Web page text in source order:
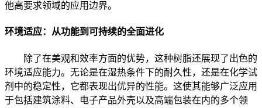
他高要求领域的应用边界。
环境适应：从功能到可持续的全面进化
除了在美观和效率方面的优势，这种树脂还展现了出色的
环境适应能力。无论是在湿热条件下的耐久性，还是在化学试
剂中的稳定性，它都表现出优异的性能。这使其能够广泛应用
于包括建筑涂料、电子产品外壳以及高端包装在内的多个领